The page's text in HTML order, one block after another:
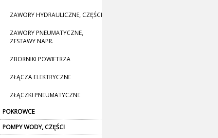
ZAWORY HYDRAULICZNE, CZĘŚCI
ZAWORY PNEUMATYCZNE,
ZESTAWY NAPR.
ZBORNIKI POWIETRZA
ZŁĄCZA ELEKTRYCZNE
ZŁĄCZKI PNEUMATYCZNE
POKROWCE
POMPY WODY, CZĘŚCI